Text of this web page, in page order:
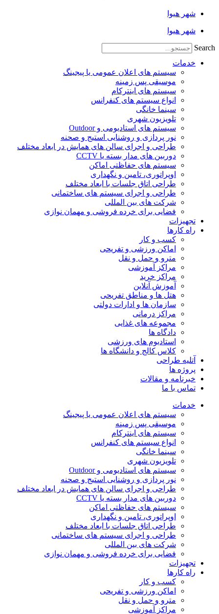
شهر هیوا
شهر هیوا
Search
خدمات
سیستم های اعلان عمومی یا پیجینگ
موسیقی پس زمینه
سیستم های اینترکام
انواع سیستم های کنفرانس
سینما خانگی
تلویزیون شهری
سیستم های استادیومی و Outdoor
نور پردازی و روشنایی استیج و صحنه
طراحی و اجرای سالن های همایش در ابعاد مختلف
دوربین های مدار بسته یا CCTV
سیستم های حفاظتی اماکن
اوپراتوری، تامین و نگهداری
طراحی اتاق جلسات با ابعاد مختلف
طراحی و اجرای سیستم های ساختمانی
شرکت های بین المللی
فضایی برای خرده فروشی و مهمان نوازی
تجهیزات
راه کارها
کسب و کار
اماکن ورزشی و تفریحی
مترو و حمل و نقل
مراکز آموزشی
مراکز خرید
آموزش آنلاین
هتل ها و مناطق تفریحی
سازمان ها و ادارات دولتی
مراکز درمانی
مجموعه های غذایی
دادگاه ها
استادیوم های ورزشی
کلاس کالج و دانشگاه ها
آتلیه طراحی
پروژه ها
خبرنامه و مقالات
تماس با ما
خدمات
سیستم های اعلان عمومی یا پیجینگ
موسیقی پس زمینه
سیستم های اینترکام
انواع سیستم های کنفرانس
سینما خانگی
تلویزیون شهری
سیستم های استادیومی و Outdoor
نور پردازی و روشنایی استیج و صحنه
طراحی و اجرای سالن های همایش در ابعاد مختلف
دوربین های مدار بسته یا CCTV
سیستم های حفاظتی اماکن
اوپراتوری، تامین و نگهداری
طراحی اتاق جلسات با ابعاد مختلف
طراحی و اجرای سیستم های ساختمانی
شرکت های بین المللی
فضایی برای خرده فروشی و مهمان نوازی
تجهیزات
راه کارها
کسب و کار
اماکن ورزشی و تفریحی
مترو و حمل و نقل
مراکز آموزشی